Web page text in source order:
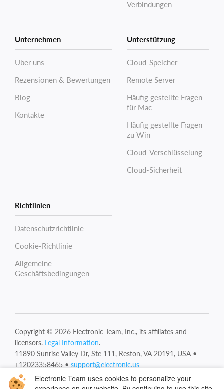
Verbindungen
Unternehmen
Über uns
Rezensionen & Bewertungen
Blog
Kontakte
Unterstützung
Cloud-Speicher
Remote Server
Häufig gestellte Fragen
für Mac
Häufig gestellte Fragen
zu Win
Cloud-Verschlüsselung
Cloud-Sicherheit
Richtlinien
Datenschutzrichtlinie
Cookie-Richtlinie
Allgemeine
Geschäftsbedingungen
Copyright © 2026 Electronic Team, Inc., its affiliates and
licensors. Legal Information.
11890 Sunrise Valley Dr, Ste 111, Reston, VA 20191, USA •
+12023358465 • support@electronic.us
Electronic Team uses cookies to personalize your
experience on our website. By continuing to use this site,
you agree to our cookie policy. Clickhereto learn more.